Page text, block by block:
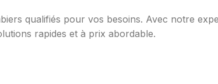
qualifiés pour vos besoins. Avec notre
rapides et à prix abordable.